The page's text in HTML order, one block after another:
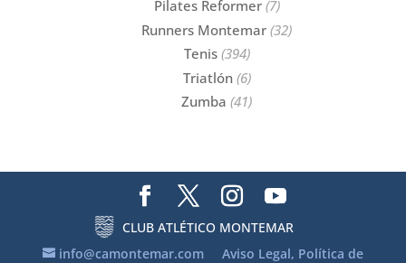
Pilates Reformer(7)
Runners Montemar (32)
Tenis(394)
Triatlón(6)
Zumba (41)
CLUB ATLÉTICO MONTEMAR
info@camontemar.com
Aviso Legal, Política de